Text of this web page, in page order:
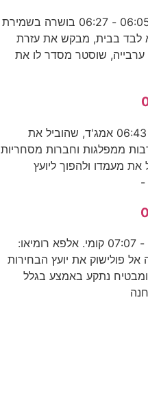
עבודה ערבית 4 - שמירת היריון 06:05 - 06:27 בושרה בשמירת
לבד בבית, מבקש את עזרת
ערבייה, שוסטר מסדר לו את
עבודה ערבית 4 - כבוד 06:20 - 06:43 אמג'ד, שהוביל את
ממפלגות וחברות מסחריות
את מעמדו ולהפוך ליועץ
פולישוק 2 - אלפא רומיאו 06:32 - 07:07 קומי. אלפא רומיאו:
פולישוק את יועץ הבחירות
ומבטיח נתקע באמצע בגלל